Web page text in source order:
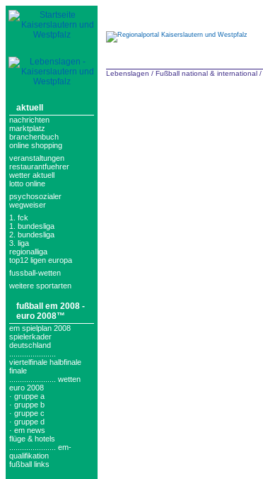
aktuell
nachrichten
marktplatz
branchenbuch
online shopping
veranstaltungen
restaurantfuehrer
wetter aktuell
lotto online
psychosozialer
wegweiser
1. fck
1. bundesliga
2. bundesliga
3. liga
regionalliga
top12 ligen europa
fussball-wetten
weitere sportarten
fußball em 2008 -
euro 2008™
em spielplan 2008
spielerkader
deutschland
viertelfinale halbfinale
finale
...................... wetten
euro 2008
· gruppe a
· gruppe b
· gruppe c
· gruppe d
· em news
flüge & hotels
...................... em-
qualifikation
fußball links
Lebenslagen / Fußball national & international /